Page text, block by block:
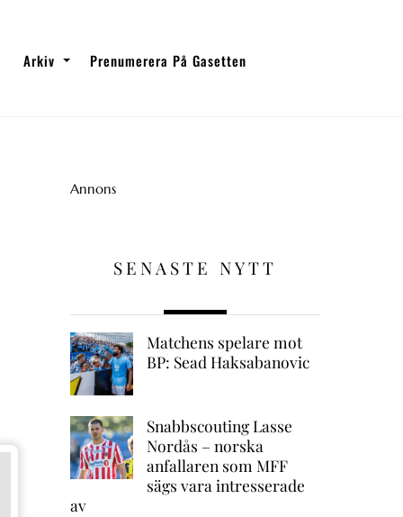
Arkiv Prenumerera På Gasetten
Annons
SENASTE NYTT
Matchens spelare mot
BP: Sead Haksabanovic
Snabbscouting Lasse
Nordås – norska
anfallaren som MFF
sägs vara intresserade
av